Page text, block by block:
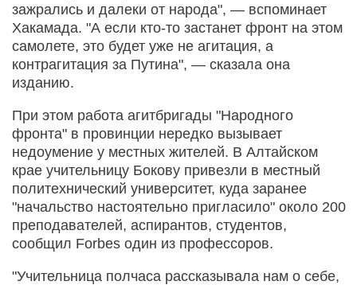
зажрались и далеки от народа", — вспоминает
Хакамада. "А если кто-то застанет фронт на этом
самолете, это будет уже не агитация, а
контрагитация за Путина", — сказала она
изданию.
При этом работа агитбригады "Народного
фронта" в провинции нередко вызывает
недоумение у местных жителей. В Алтайском
крае учительницу Бокову привезли в местный
политехнический университет, куда заранее
"начальство настоятельно пригласило" около 200
преподавателей, аспирантов, студентов,
сообщил Forbes один из профессоров.
"Учительница полчаса рассказывала нам о себе,